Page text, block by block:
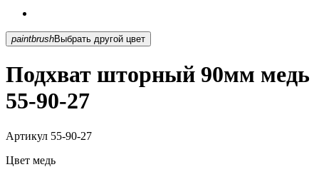
paintbrush Выбрать другой цвет
Подхват шторный 90мм медь
55-90-27
Артикул 55-90-27
Цвет медь